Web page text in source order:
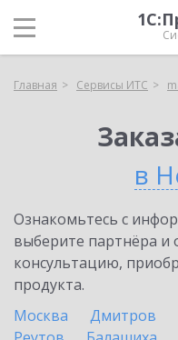
Главная Сервисы ИТС
в
Ознакомьтесь с
выберите партнёра и
консультацию,
продукта.
Москва
Дмитров